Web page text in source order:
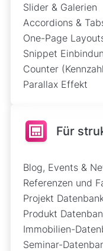
Slider & Galerien
Accordions &
One-Page
Snippet
Counter
Parallax Effekt
Für
Blog, Events &
Referenzen und
Projekt
Produkt
Immobilien-
Seminar-